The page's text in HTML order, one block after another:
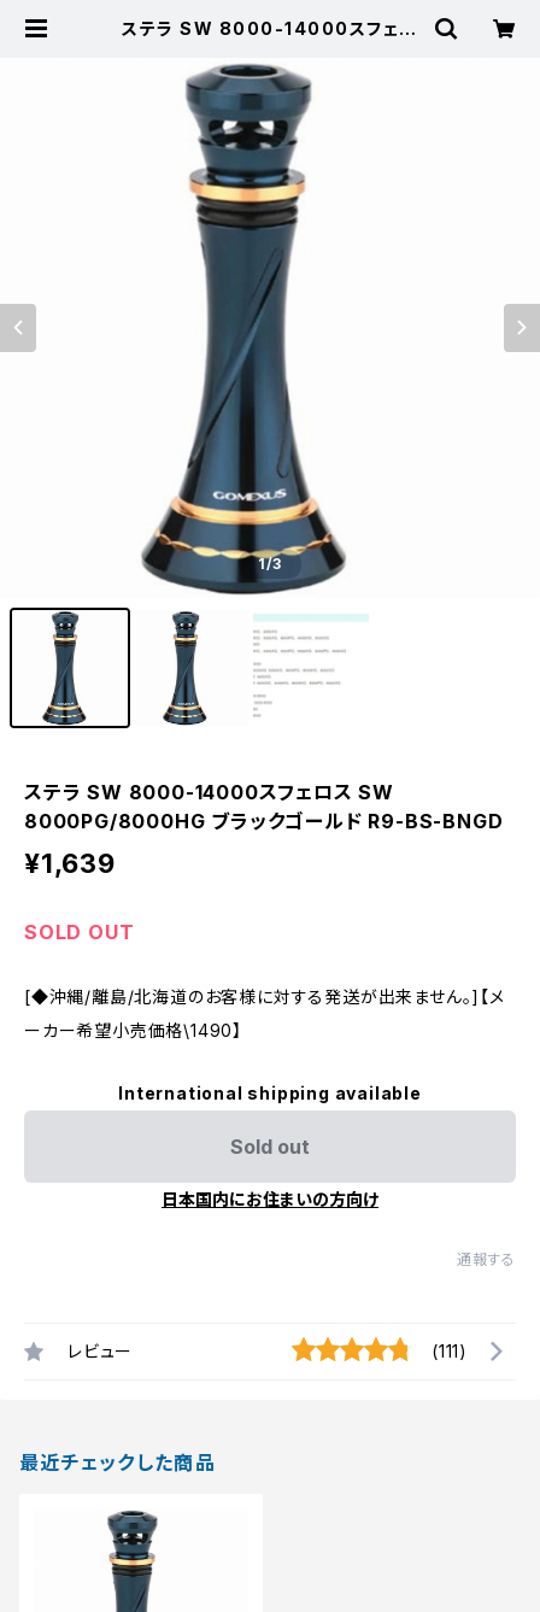
ステラ SW 8000-14000スフェロ
クゴールド R9-BS-BNGD | 東海つ
り具 公式オンラインストア
1/3
ステラ SW 8000-14000スフェロス SW
8000PG/8000HG ブラックゴールド R9-BS-BNGD
¥1,639
SOLD OUT
[◆沖縄/離島/北海道のお客様に対する発送が出来ません。]【メ
ーカー希望小売価格\1490】
International shipping available
Sold out
日本国内にお住まいの方向け
通報する
レビュー (111)
最近チェックした商品